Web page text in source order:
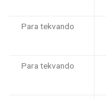
Para tekvando
Para tekvando